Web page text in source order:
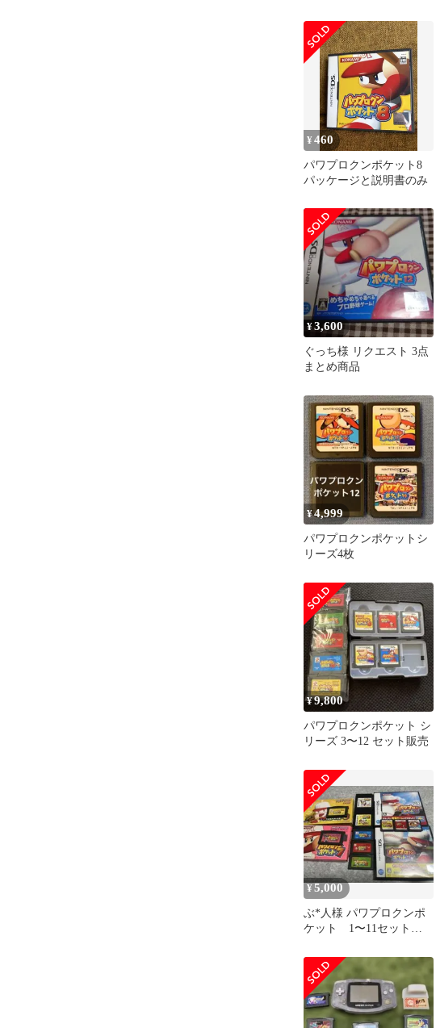
¥460
パワプロクンポケット8
パッケージと説明書のみ
¥3,600
ぐっち様 リクエスト 3点
まとめ商品
¥4,999
パワプロクンポケットシ
リーズ4枚
¥9,800
パワプロクンポケット シ
リーズ 3〜12 セット販売
¥5,000
ぶ*人様 パワプロクンポ
ケット 1〜11セット